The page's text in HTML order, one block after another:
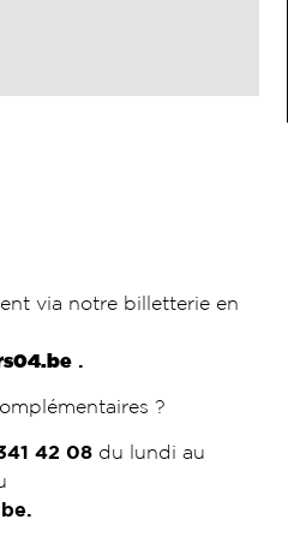
via notre billetterie en
.
?
42 08 du lundi au
.